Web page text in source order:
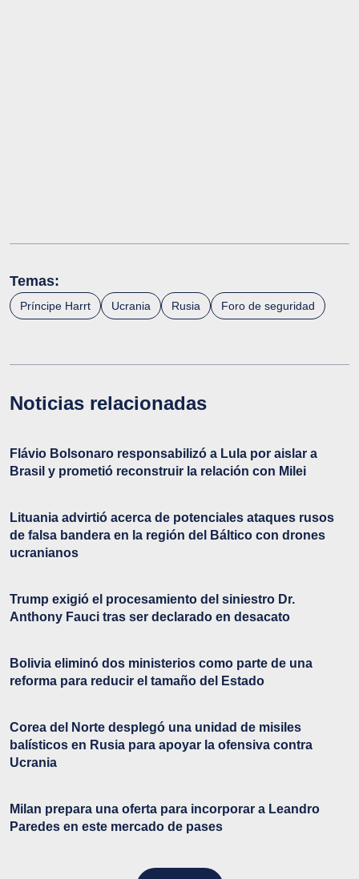
Temas:
Príncipe Harrt Ucrania Rusia Foro de seguridad
Noticias relacionadas
Flávio Bolsonaro responsabilizó a Lula por aislar a
Brasil y prometió reconstruir la relación con Milei
Lituania advirtió acerca de potenciales ataques rusos
de falsa bandera en la región del Báltico con drones
ucranianos
Trump exigió el procesamiento del siniestro Dr.
Anthony Fauci tras ser declarado en desacato
Bolivia eliminó dos ministerios como parte de una
reforma para reducir el tamaño del Estado
Corea del Norte desplegó una unidad de misiles
balísticos en Rusia para apoyar la ofensiva contra
Ucrania
Milan prepara una oferta para incorporar a Leandro
Paredes en este mercado de pases